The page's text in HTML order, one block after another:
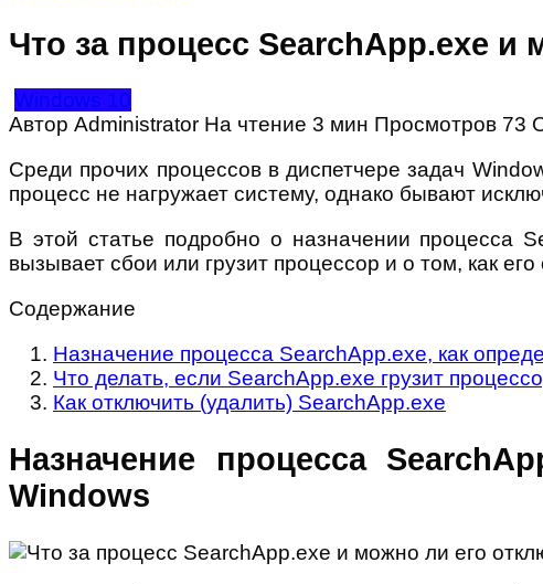
Что за процесс SearchApp.exe и
Windows 10
Автор Administrator На чтение 3 мин Просмотров 73
Среди прочих процессов в диспетчере задач
процесс не нагружает систему, однако бывают
В этой статье подробно о назначении процесса
вызывает сбои или грузит процессор и о том, как
Содержание
Назначение процесса SearchApp.exe, как
Что делать, если SearchApp.exe грузит
Как отключить (удалить) SearchApp.exe
Назначение процесса
Windows